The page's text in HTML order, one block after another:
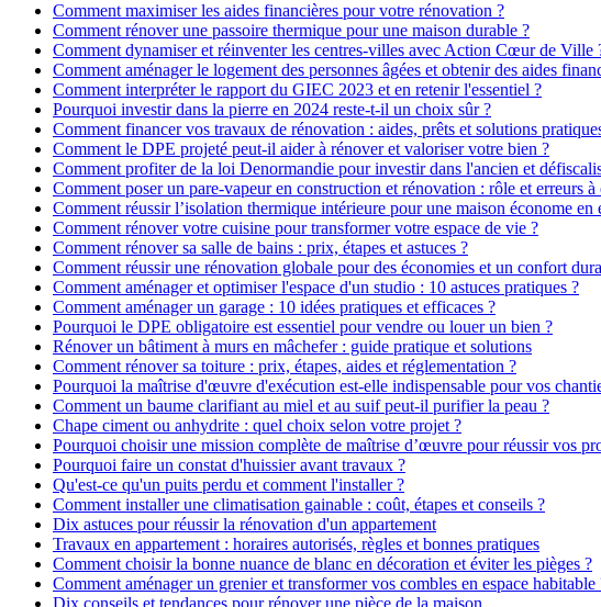
Comment maximiser les aides financières pour votre rénovation ?
Comment rénover une passoire thermique pour une maison durable ?
Comment dynamiser et réinventer les centres-villes avec Action Cœur de Ville
Comment aménager le logement des personnes âgées et obtenir des aides
Comment interpréter le rapport du GIEC 2023 et en retenir l'essentiel ?
Pourquoi investir dans la pierre en 2024 reste-t-il un choix sûr ?
Comment financer vos travaux de rénovation : aides, prêts et solutions
Comment le DPE projeté peut-il aider à rénover et valoriser votre bien ?
Comment profiter de la loi Denormandie pour investir dans l'ancien et
Comment poser un pare-vapeur en construction et rénovation : rôle et erreurs à
Comment réussir l’isolation thermique intérieure pour une maison économe en
Comment rénover votre cuisine pour transformer votre espace de vie ?
Comment rénover sa salle de bains : prix, étapes et astuces ?
Comment réussir une rénovation globale pour des économies et un confort
Comment aménager et optimiser l'espace d'un studio : 10 astuces pratiques ?
Comment aménager un garage : 10 idées pratiques et efficaces ?
Pourquoi le DPE obligatoire est essentiel pour vendre ou louer un bien ?
Rénover un bâtiment à murs en mâchefer : guide pratique et solutions
Comment rénover sa toiture : prix, étapes, aides et réglementation ?
Pourquoi la maîtrise d'œuvre d'exécution est-elle indispensable pour vos
Comment un baume clarifiant au miel et au suif peut-il purifier la peau ?
Chape ciment ou anhydrite : quel choix selon votre projet ?
Pourquoi choisir une mission complète de maîtrise d’œuvre pour réussir vos
Pourquoi faire un constat d'huissier avant travaux ?
Qu'est-ce qu'un puits perdu et comment l'installer ?
Comment installer une climatisation gainable : coût, étapes et conseils ?
Dix astuces pour réussir la rénovation d'un appartement
Travaux en appartement : horaires autorisés, règles et bonnes pratiques
Comment choisir la bonne nuance de blanc en décoration et éviter les pièges ?
Comment aménager un grenier et transformer vos combles en espace habitable
Dix conseils et tendances pour rénover une pièce de la maison